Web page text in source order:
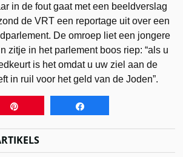
in de fout gaat met een beeldverslag
de VRT een reportage uit over een
De omroep liet een jongere
zitje in het parlement boos riep: “als u
is het omdat u uw ziel aan de
in ruil voor het geld van de Joden”.